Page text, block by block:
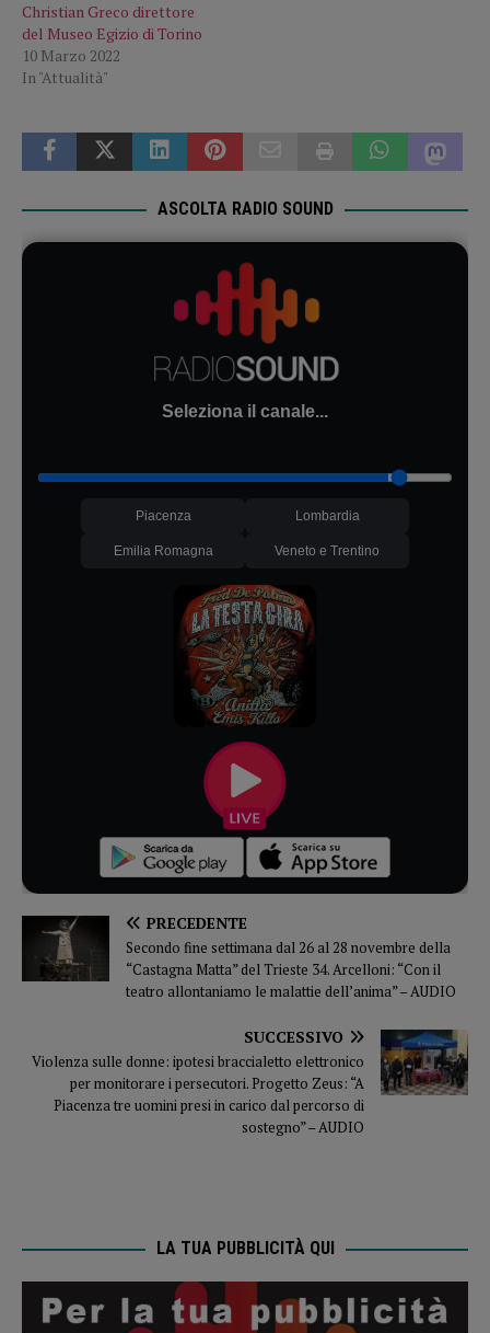
Christian Greco direttore
del Museo Egizio di Torino
10 Marzo 2022
In "Attualità"
ASCOLTA RADIO SOUND
Seleziona il canale...
Piacenza Lombardia
Emilia Romagna Veneto e Trentino
PRECEDENTE
Secondo fine settimana dal 26 al 28 novembre della
“Castagna Matta” del Trieste 34. Arcelloni: “Con il
teatro allontaniamo le malattie dell’anima” – AUDIO
SUCCESSIVO
Violenza sulle donne: ipotesi braccialetto elettronico
per monitorare i persecutori. Progetto Zeus: “A
Piacenza tre uomini presi in carico dal percorso di
sostegno” – AUDIO
LA TUA PUBBLICITÀ QUI